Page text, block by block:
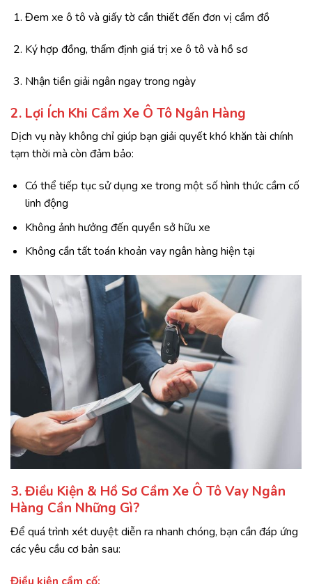
Đem xe ô tô và giấy tờ cần thiết đến đơn vị cầm đồ
Ký hợp đồng, thẩm định giá trị xe ô tô và hồ sơ
Nhận tiền giải ngân ngay trong ngày
2. Lợi Ích Khi Cầm Xe Ô Tô Ngân Hàng
Dịch vụ này không chỉ giúp bạn giải quyết khó khăn tài chính
tạm thời mà còn đảm bảo:
Có thể tiếp tục sử dụng xe trong một số hình thức cầm cố
linh động
Không ảnh hưởng đến quyền sở hữu xe
Không cần tất toán khoản vay ngân hàng hiện tại
3. Điều Kiện & Hồ Sơ Cầm Xe Ô Tô Vay Ngân
Hàng Cần Những Gì?
Để quá trình xét duyệt diễn ra nhanh chóng, bạn cần đáp ứng
các yêu cầu cơ bản sau: